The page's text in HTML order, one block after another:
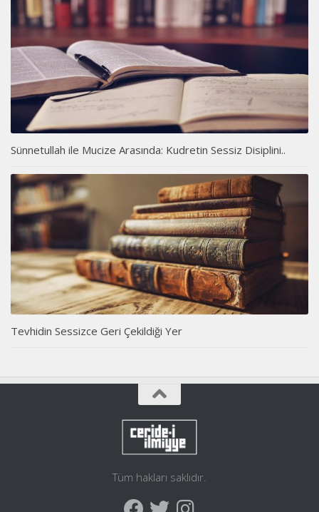
Sünnetullah ile Mucize Arasında: Kudretin Sessiz Disiplini..
Tevhidin Sessizce Geri Çekildiği Yer
Tüm hakları saklıdır.